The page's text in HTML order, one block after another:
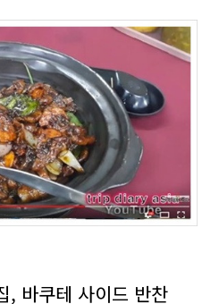
, 바쿠테 사이드 반찬